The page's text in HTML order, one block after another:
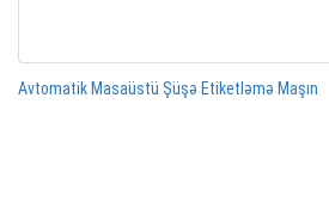
Avtomatik Masaüstü Şüşə Etiketləmə Maşın